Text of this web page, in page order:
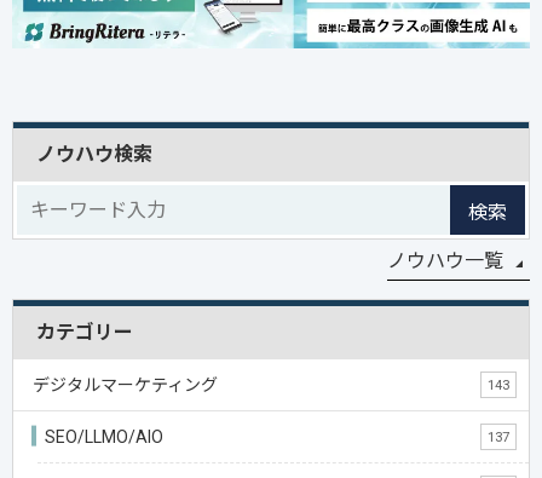
ノウハウ検索
検索
ノウハウ一覧
カテゴリー
デジタルマーケティング 143
SEO/LLMO/AIO 137